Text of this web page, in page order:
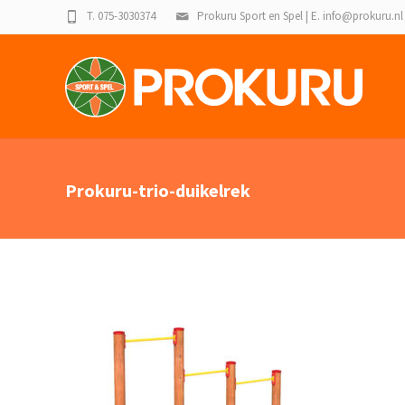
Prokuru Sport en Spel | E. info@prokuru.nl
T. 075-3030374
Prokuru-trio-duikelrek